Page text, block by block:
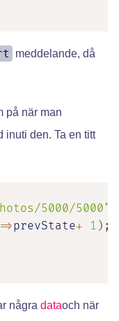
meddelande, då
på när man
inuti den. Ta en titt
5000/5000"
=>prevState+ 1 ) ;
några dataoch när